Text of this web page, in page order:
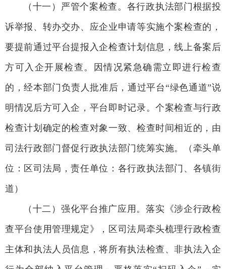
（十一）严管个案检查。各行政执法部门根据投
诉举报、转办交办、应企业申请等实施个案检查的，
要提前通过平台提报入企检查计划信息，线上备案后
方可入企开展检查。因情况紧急确需立即进行检查
的，经本部门负责人批准后，通过平台“绿色通道”说
明情况后方可入企，平台即时记录。个案检查与行政
检查计划确定的检查对象一致、检查时间相近的，由
司法行政部门督促行政执法部门统筹实施。（牵头单
位：区司法局，责任单位：各行政执法部门、各镇街
道）
（十二）强化平台推广应用。落实《涉企行政检
查平台使用管理规定》，区司法局牵头梳理行政检查
主体和执法人员信息，将所有执法检查、非执法入企